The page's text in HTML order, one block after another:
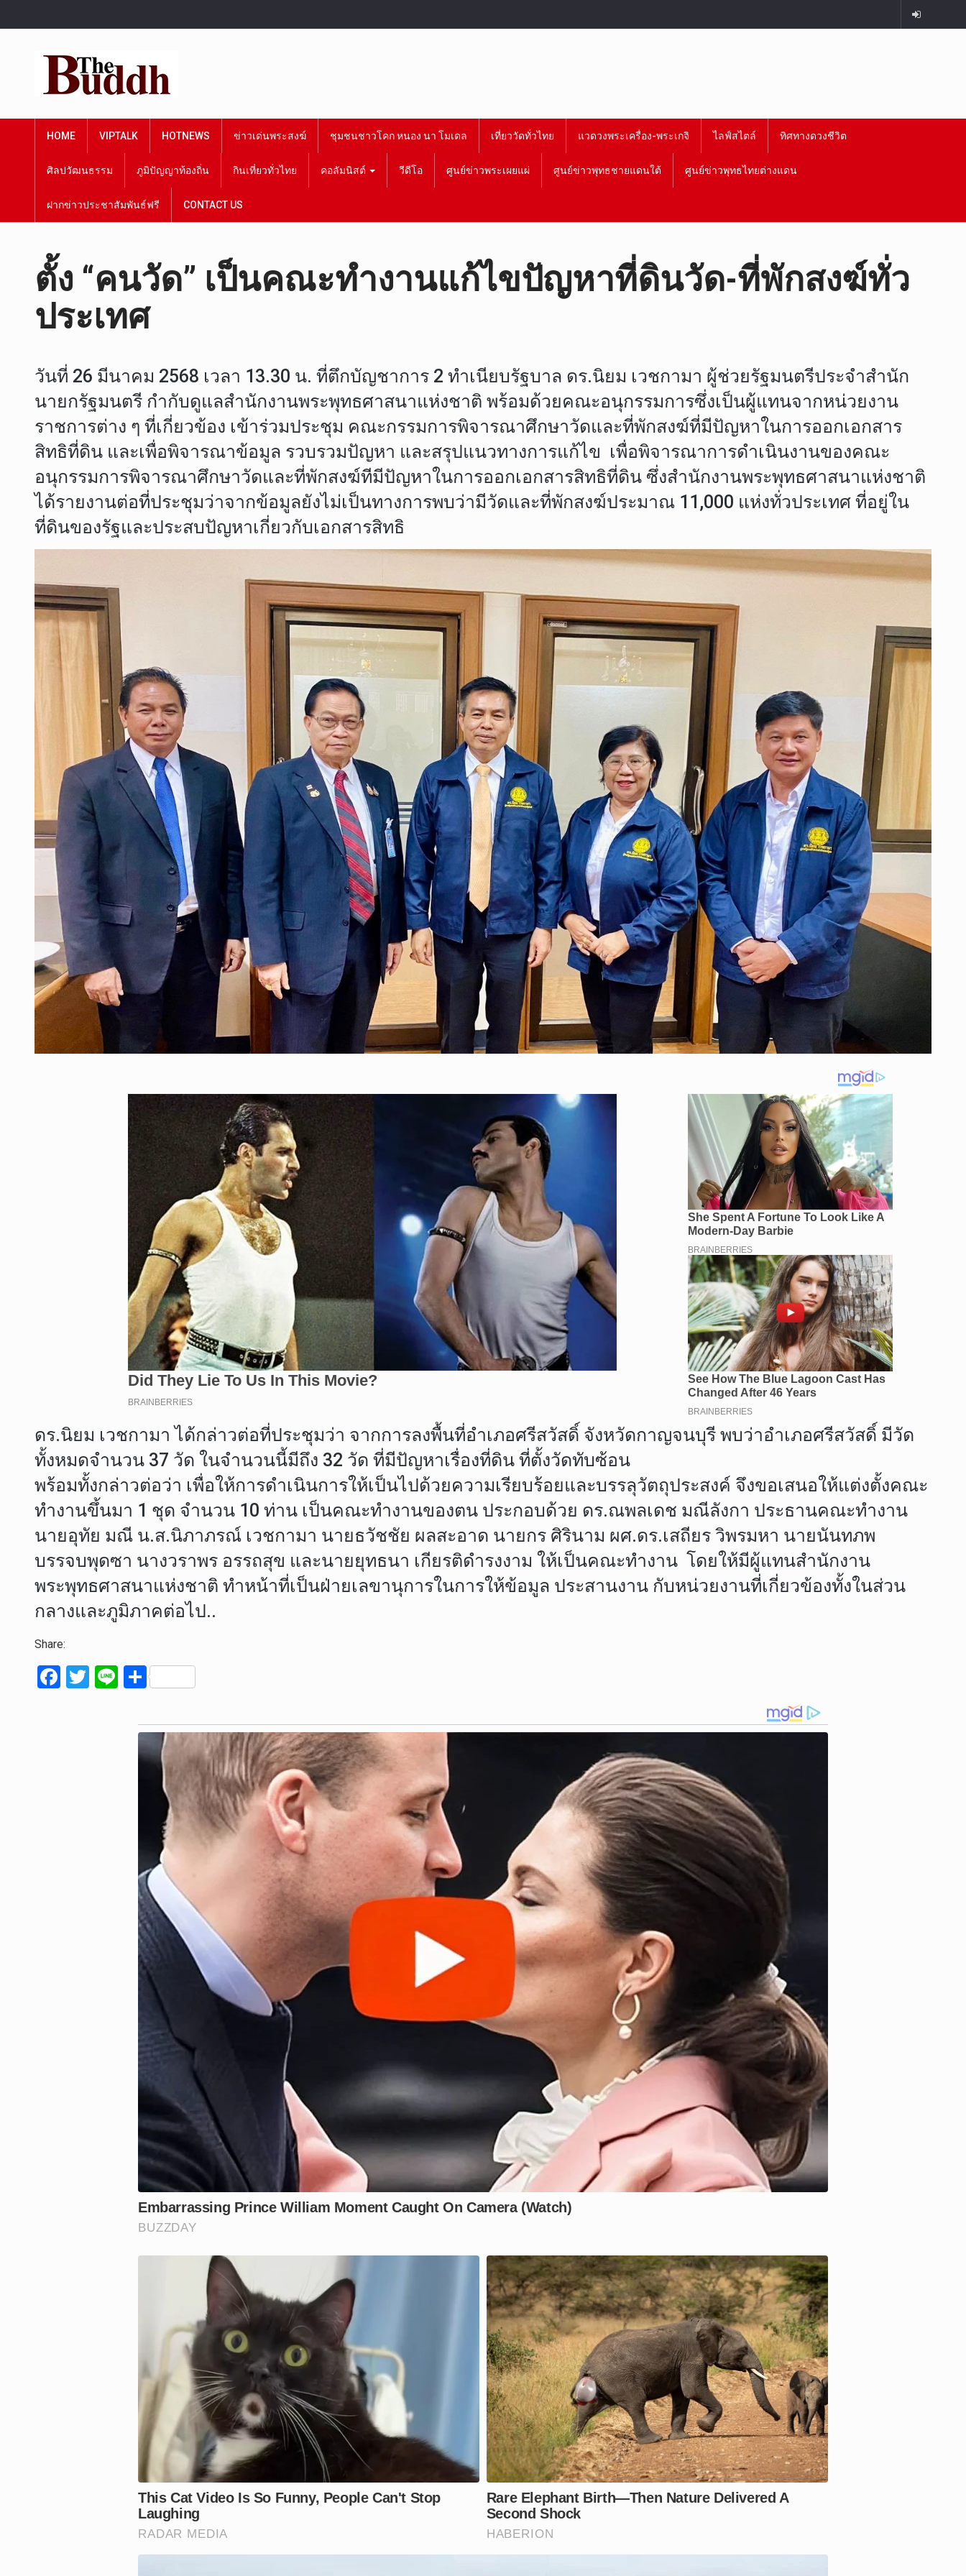
HOME VIPTALK HOTNEWS ข่าวเด่นพระสงฆ์ ชุมชนชาวโคก หนอง นา โมเดล เที่ยววัดทั่วไทย แวดวงพระเครื่อง-พระเกจิ ไลฟ์สไตล์ ทิศทางดวงชีวิต
ศิลปวัฒนธรรม ภูมิปัญญาท้องถิ่น กินเที่ยวทั่วไทย คอลัมนิสต์ วีดีโอ ศูนย์ข่าวพระเผยแผ่ ศูนย์ข่าวพุทธชายแดนใต้ ศูนย์ข่าวพุทธไทยต่างแดน
ฝากข่าวประชาสัมพันธ์ฟรี CONTACT US
ตั้ง “คนวัด” เป็นคณะทำงานแก้ไขปัญหาที่ดินวัด-ที่พักสงฆ์ทั่ว
ประเทศ
วันที่ 26 มีนาคม 2568 เวลา 13.30 น. ที่ตึกบัญชาการ 2 ทำเนียบรัฐบาล ดร.นิยม เวชกามา ผู้ช่วยรัฐมนตรีประจำสำนัก
นายกรัฐมนตรี กำกับดูแลสำนักงานพระพุทธศาสนาแห่งชาติ พร้อมด้วยคณะอนุกรรมการซึ่งเป็นผู้แทนจากหน่วยงาน
ราชการต่าง ๆ ที่เกี่ยวข้อง เข้าร่วมประชุม คณะกรรมการพิจารณาศึกษาวัดและที่พักสงฆ์ที่มีปัญหาในการออกเอกสาร
สิทธิที่ดิน และเพื่อพิจารณาข้อมูล รวบรวมปัญหา และสรุปแนวทางการแก้ไข เพื่อพิจารณาการดำเนินงานของคณะ
อนุกรรมการพิจารณาศึกษาวัดและที่พักสงฆ์ทีมีปัญหาในการออกเอกสารสิทธิที่ดิน ซึ่งสำนักงานพระพุทธศาสนาแห่งชาติ
ได้รายงานต่อที่ประชุมว่าจากข้อมูลยังไม่เป็นทางการพบว่ามีวัดและที่พักสงฆ์ประมาณ 11,000 แห่งทั่วประเทศ ที่อยู่ใน
ที่ดินของรัฐและประสบปัญหาเกี่ยวกับเอกสารสิทธิ
ดร.นิยม เวชกามา ได้กล่าวต่อที่ประชุมว่า จากการลงพื้นที่อำเภอศรีสวัสดิ์ จังหวัดกาญจนบุรี พบว่าอำเภอศรีสวัสดิ์ มีวัด
ทั้งหมดจำนวน 37 วัด ในจำนวนนี้มีถึง 32 วัด ที่มีปัญหาเรื่องที่ดิน ที่ตั้งวัดทับซ้อน
พร้อมทั้งกล่าวต่อว่า เพื่อให้การดำเนินการให้เป็นไปด้วยความเรียบร้อยและบรรลุวัตถุประสงค์ จึงขอเสนอให้แต่งตั้งคณะ
ทำงานขึ้นมา 1 ชุด จำนวน 10 ท่าน เป็นคณะทำงานของตน ประกอบด้วย ดร.ณพลเดช มณีลังกา ประธานคณะทำงาน
นายอุทัย มณี น.ส.นิภาภรณ์ เวชกามา นายธวัชชัย ผลสะอาด นายกร ศิรินาม ผศ.ดร.เสถียร วิพรมหา นายนันทภพ
บรรจบพุดซา นางวราพร อรรถสุข และนายยุทธนา เกียรติดำรงงาม ให้เป็นคณะทำงาน โดยให้มีผู้แทนสำนักงาน
พระพุทธศาสนาแห่งชาติ ทำหน้าที่เป็นฝ่ายเลขานุการในการให้ข้อมูล ประสานงาน กับหน่วยงานที่เกี่ยวข้องทั้งในส่วน
กลางและภูมิภาคต่อไป..
Share:
F
T
Li S
ar
e